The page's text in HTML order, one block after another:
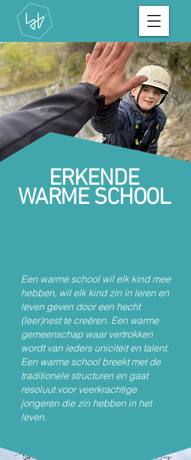
ERKENDE
WARME SCHOOL
Een warme school wil elk kind mee
hebben, wil elk kind zin in leren en
leven geven door een hecht
(leer)nest te creëren. Een warme
gemeenschap waar vertrokken
wordt van ieders uniciteit en talent.
Een warme school breekt met de
traditionele structuren en gaat
resoluut voor veerkrachtige
jongeren die zin hebben in het
leven.